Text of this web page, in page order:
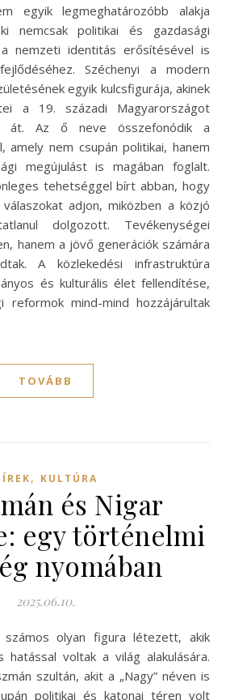
nemcsak politikai és gazdasági
nemzeti identitás erősítésével is
Széchenyi a modern
egyik kulcsfigurája, akinek
a 19. századi Magyarországot
át. Az ő neve összefonódik a
amely nem csupán politikai, hanem
megújulást is magában foglalt.
tehetséggel bírt abban, hogy
adjon, miközben a közjó
dolgozott. Tevékenységei
hanem a jövő generációk számára
A közlekedési infrastruktúra
és kulturális élet fellendítése,
reformok mind-mind hozzájárultak
TOVÁBB
, KULTÚRA
és Nigar
egy történelmi
nyomában
2025.06.10.
voltak a világ alakulására.
szultán, akit a „Nagy” néven is
politikai és katonai téren volt